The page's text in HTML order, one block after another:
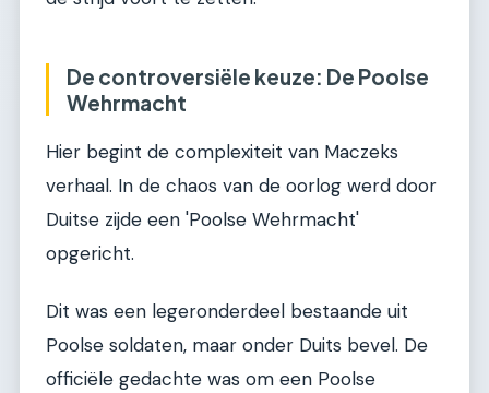
De controversiële keuze: De Poolse
Wehrmacht
Hier begint de complexiteit van Maczeks
verhaal. In de chaos van de oorlog werd door
Duitse zijde een 'Poolse Wehrmacht'
opgericht.
Dit was een legeronderdeel bestaande uit
Poolse soldaten, maar onder Duits bevel. De
officiële gedachte was om een Poolse